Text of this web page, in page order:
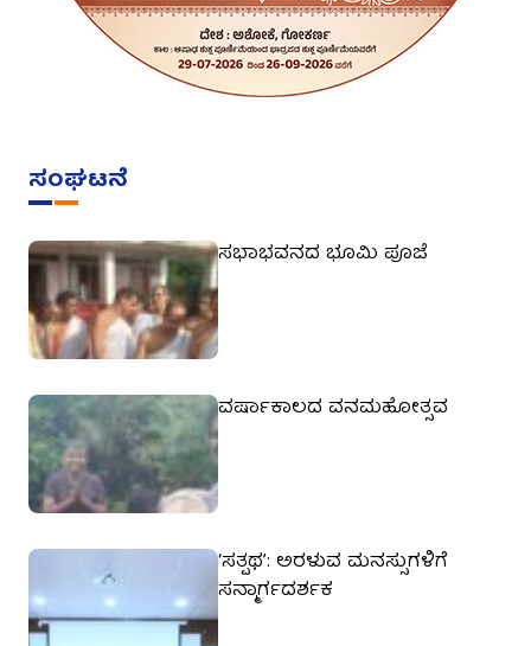
ಸಂಘಟನೆ
ಸಭಾಭವನದ ಭೂಮಿ ಪೂಜೆ
ವರ್ಷಾಕಾಲದ ವನಮಹೋತ್ಸವ
‘ಸತ್ಪಥ’: ಅರಳುವ ಮನಸ್ಸುಗಳಿಗೆ
ಸನ್ಮಾರ್ಗದರ್ಶಕ